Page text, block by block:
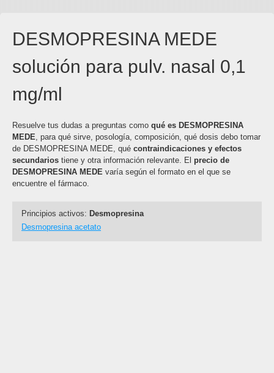
DESMOPRESINA MEDE
solución para pulv. nasal 0,1
mg/ml
Resuelve tus dudas a preguntas como qué es DESMOPRESINA
MEDE, para qué sirve, posología, composición, qué dosis debo tomar
de DESMOPRESINA MEDE, qué contraindicaciones y efectos
secundarios tiene y otra información relevante. El precio de
DESMOPRESINA MEDE varía según el formato en el que se
encuentre el fármaco.
Principios activos: Desmopresina
Desmopresina acetato